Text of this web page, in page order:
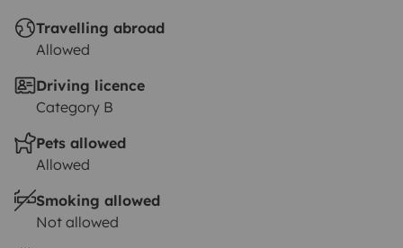
Travelling abroad
Allowed
Driving licence
Category B
Pets allowed
Allowed
Smoking allowed
Not allowed